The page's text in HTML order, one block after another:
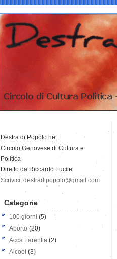
Destra di Popolo.net
Circolo Genovese di Cultura e
Politica
Diretto da Riccardo Fucile
Scrivici: destradipopolo@gmail.com
Categorie
100 giorni (5)
Aborto (20)
Acca Larentia (2)
Alcool (3)